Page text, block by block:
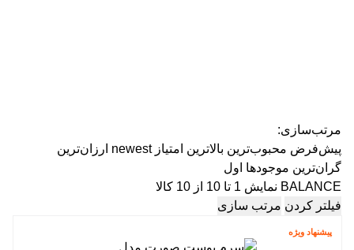
مرتب‌سازی:
پیش‌فرض محبوب‌ترین بالاترین امتیاز newest ارزان‌ترین
گران‌ترین موجودها اول
BALANCE نمایش 1 تا 10 از 10 کالا
فیلتر کردن مرتب سازی
پیشنهاد ویژه